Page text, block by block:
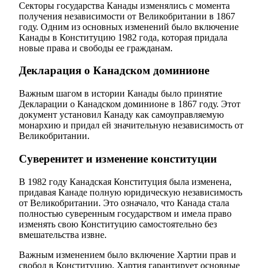
Секторы государства Канады изменялись с момента
получения независимости от Великобритании в 1867
году. Одним из основных изменений было включение
Канады в Конституцию 1982 года, которая придала
новые права и свободы ее гражданам.
Декларация о Канадском доминионе
Важным шагом в истории Канады было принятие
Декларации о Канадском доминионе в 1867 году. Этот
документ установил Канаду как самоуправляемую
монархию и придал ей значительную независимость от
Великобритании.
Суверенитет и изменение конституции
В 1982 году Канадская Конституция была изменена,
придавая Канаде полную юридическую независимость
от Великобритании. Это означало, что Канада стала
полностью суверенным государством и имела право
изменять свою Конституцию самостоятельно без
вмешательства извне.
Важным изменением было включение Хартии прав и
свобод в Конституцию. Хартия гарантирует основные